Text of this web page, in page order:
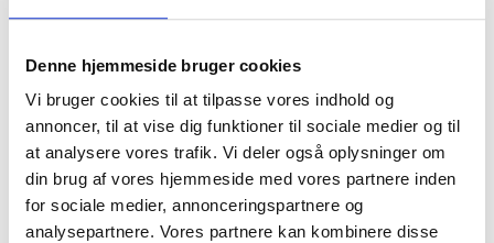
Denne hjemmeside bruger cookies
Vi bruger cookies til at tilpasse vores indhold og
annoncer, til at vise dig funktioner til sociale medier og til
at analysere vores trafik. Vi deler også oplysninger om
din brug af vores hjemmeside med vores partnere inden
for sociale medier, annonceringspartnere og
analysepartnere. Vores partnere kan kombinere disse
netværksleder, Anders Lyck Fogh-Schultz, i
Online CareNet-Temadagen om
faldforebyggelse på et webinar for nyligt. Det er
netværk som disse, der måske kan være med til
at skabe det netværk og den åbenhed, jeg
efterspørger, fortæller Lars Nøhr og fortsætter: